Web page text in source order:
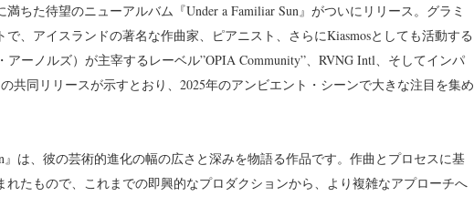
ちた待望のニューアルバム『Under a Familiar Sun』がついにリリース。グラミ
、アイスランドの著名な作曲家、ピアニスト、さらにKiasmosとしても活動する
アーノルズ）が主宰するレーベル”OPIA Community”、RVNG Intl、そしてインパ
共同リリースが示すとおり、2025年のアンビエント・シーンで大きな注目を集め
』は、彼の芸術的進化の幅の広さと深みを物語る作品です。作曲とプロセスに基
れたもので、これまでの即興的なプロダクションから、より複雑なアプローチへ